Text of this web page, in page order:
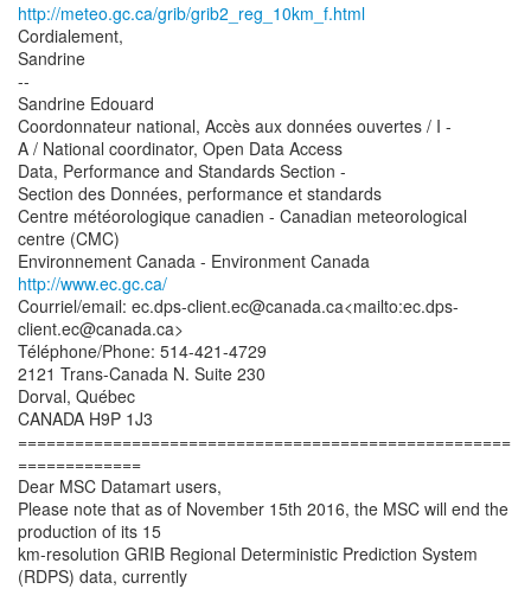
http://meteo.gc.ca/grib/grib2_reg_10km_f.html
Cordialement,
Sandrine
--
Sandrine Edouard
Coordonnateur national, Accès aux données ouvertes / I -
A / National coordinator, Open Data Access
Data, Performance and Standards Section -
Section des Données, performance et standards
Centre météorologique canadien - Canadian meteorological
centre (CMC)
http://www.ec.gc.ca/
Courriel/email: ec.dps-client.ec@canada.ca<mailto:ec.dps-
client.ec@canada.ca>
Téléphone/Phone: 514-421-4729
2121 Trans-Canada N. Suite 230
Dorval, Québec
CANADA H9P 1J3
====================================================
=============
Dear MSC Datamart users,
Please note that as of November 15th 2016, the MSC will end the
production of its 15
km-resolution GRIB Regional Deterministic Prediction System
(RDPS) data, currently